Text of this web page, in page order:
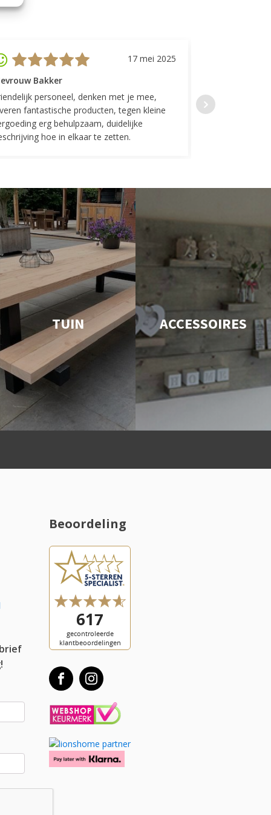
17 mei 2025
Bakker
personeel, denken met je mee,
fantastische producten, tegen kleine
erg behulpzaam, duidelijke
hoe in elkaar te zetten.
Top geregeld!
indelingen die
TUIN ACCESSOIRES
Beoordeling